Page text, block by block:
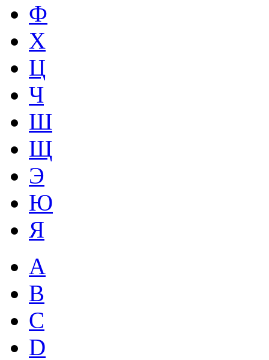
Ф
Х
Ц
Ч
Ш
Щ
Э
Ю
Я
A
B
C
D